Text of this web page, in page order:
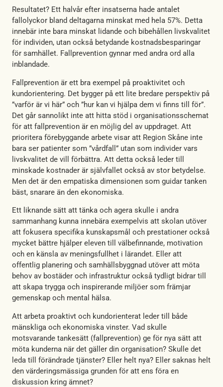
Resultatet? Ett halvår efter insatserna hade antalet
fallolyckor bland deltagarna minskat med hela 57%. Detta
innebär inte bara minskat lidande och bibehållen livskvalitet
för individen, utan också betydande kostnadsbesparingar
för samhället. Fallprevention gynnar med andra ord alla
inblandade.
Fallprevention är ett bra exempel på proaktivitet och
kundorientering. Det bygger på ett lite bredare perspektiv på
”varför är vi här” och ”hur kan vi hjälpa dem vi finns till för”.
Det går sannolikt inte att hitta stöd i organisationsschemat
för att fallprevention är en möjlig del av uppdraget. Att
prioritera förebyggande arbete visar att Region Skåne inte
bara ser patienter som ”vårdfall” utan som individer vars
livskvalitet de vill förbättra. Att detta också leder till
minskade kostnader är självfallet också av stor betydelse.
Men det är den empatiska dimensionen som guidar tanken
bäst, snarare än den ekonomiska.
Ett liknande sätt att tänka och agera skulle i andra
sammanhang kunna innebära exempelvis att skolan utöver
att fokusera specifika kunskapsmål och prestationer också
mycket bättre hjälper eleven till välbefinnande, motivation
och en känsla av meningsfullhet i lärandet. Eller att
offentlig planering och samhällsbyggnad utöver att möta
behov av bostäder och infrastruktur också tydligt bidrar till
att skapa trygga och inspirerande miljöer som främjar
gemenskap och mental hälsa.
Att arbeta proaktivt och kundorienterat leder till både
mänskliga och ekonomiska vinster. Vad skulle
motsvarande tankesätt (fallprevention) ge för nya sätt att
möta kunderna när det gäller din organisation? Skulle det
leda till förändrade tjänster? Eller helt nya? Eller saknas helt
den värderingsmässiga grunden för att ens föra en
diskussion kring ämnet?